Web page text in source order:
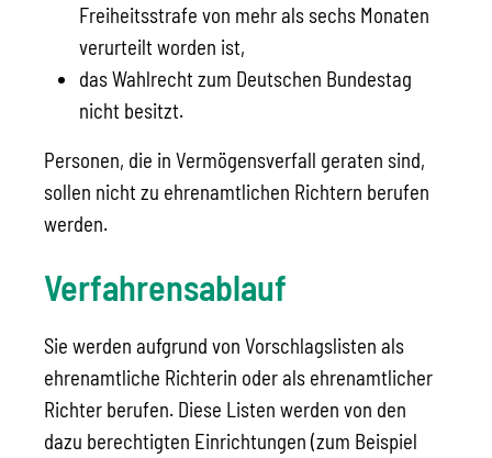
Freiheitsstrafe von mehr als sechs Monaten
verurteilt worden ist,
das Wahlrecht zum Deutschen Bundestag
nicht besitzt.
Personen, die in Vermögensverfall geraten sind,
sollen nicht zu ehrenamtlichen Richtern berufen
werden.
Verfahrensablauf
Sie werden aufgrund von Vorschlagslisten als
ehrenamtliche Richterin oder als ehrenamtlicher
Richter berufen. Diese Listen werden von den
dazu berechtigten Einrichtungen (zum Beispiel